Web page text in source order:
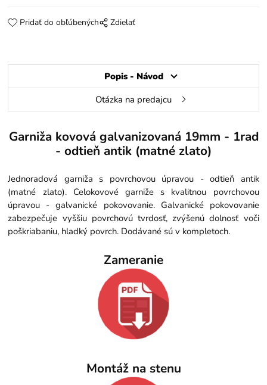
Pridať do obľúbených Zdielať
Popis - Návod
Otázka na predajcu
Garniža kovová galvanizovaná 19mm - 1rad
- odtieň antik (matné zlato)
Jednoradová garniža s povrchovou úpravou - odtieň antik
(matné zlato). Celokovové garniže s kvalitnou povrchovou
úpravou - galvanické pokovovanie. Galvanické pokovovanie
zabezpečuje vyššiu povrchovú tvrdosť, zvýšenú dolnosť voči
poškriabaniu, hladký povrch. Dodávané sú v kompletoch.
Zameranie
Montáž na stenu